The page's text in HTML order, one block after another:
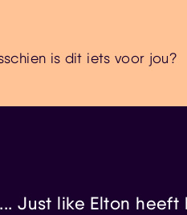
is dit iets voor jou?
Just like Elton heeft